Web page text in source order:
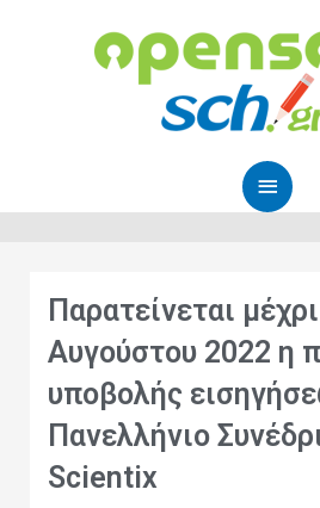
περιεχόμενο
Παρατείνεται
Αυγούστου 2022 η
υποβολής
Πανελλήνιο
Scientix